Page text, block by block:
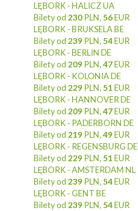
LĘBORK - HALICZ UA
Bilety od 230 PLN, 56EUR
LĘBORK - BRUKSELA BE
Bilety od 239 PLN, 54EUR
LĘBORK - BERLIN DE
Bilety od 209 PLN,47EUR
LĘBORK - KOLONIA DE
Bilety od 229 PLN, 51 EUR
LĘBORK - HANNOVER DE
Bilety od 209 PLN,47EUR
LĘBORK - PADERBORN DE
Bilety od 219 PLN,49EUR
LĘBORK - REGENSBURG DE
Bilety od 229 PLN, 51 EUR
LĘBORK - AMSTERDAM NL
Bilety od 239 PLN, 54EUR
LĘBORK - GENT BE
Bilety od 239 PLN, 54EUR